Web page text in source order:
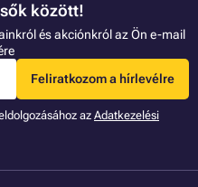
között!
és akciónkról az Ön e-mail
Feliratkozom a hírlevélre
az Adatkezelési